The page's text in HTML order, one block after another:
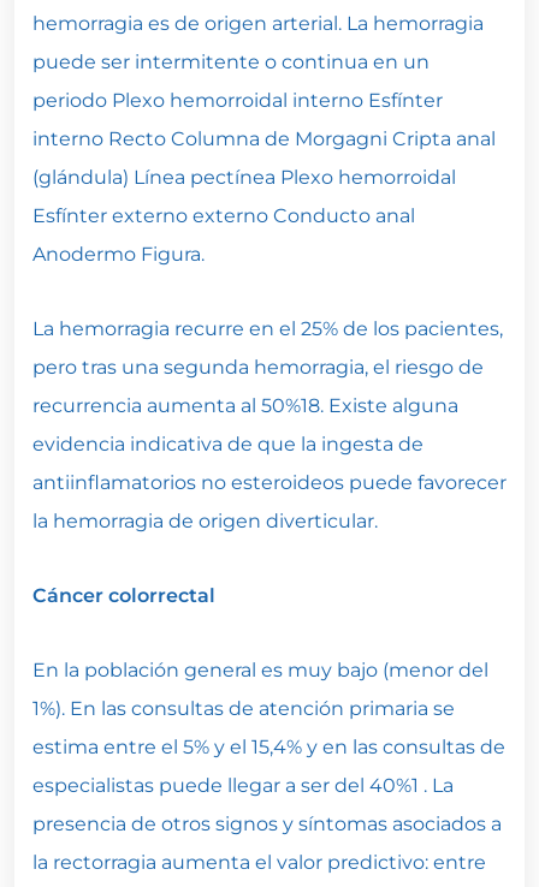
hemorragia es de origen arterial. La hemorragia
puede ser intermitente o continua en un
periodo Plexo hemorroidal interno Esfínter
interno Recto Columna de Morgagni Cripta anal
(glándula) Línea pectínea Plexo hemorroidal
Esfínter externo externo Conducto anal
Anodermo Figura.
La hemorragia recurre en el 25% de los pacientes,
pero tras una segunda hemorragia, el riesgo de
recurrencia aumenta al 50%18. Existe alguna
evidencia indicativa de que la ingesta de
antiinflamatorios no esteroideos puede favorecer
la hemorragia de origen diverticular.
Cáncer colorrectal
En la población general es muy bajo (menor del
1%). En las consultas de atención primaria se
estima entre el 5% y el 15,4% y en las consultas de
especialistas puede llegar a ser del 40%1 . La
presencia de otros signos y síntomas asociados a
la rectorragia aumenta el valor predictivo: entre